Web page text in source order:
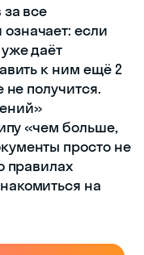
все
если
даёт
к ним ещё 2
получится.
«чем больше,
просто не
правилах
на